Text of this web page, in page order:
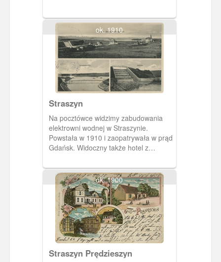
ok. 1910
Straszyn
Na pocztówce widzimy zabudowania
elektrowni wodnej w Straszynie.
Powstała w 1910 i zaopatrywała w prąd
Gdańsk. Widoczny także hotel z
Goszyńskie (Straszyńskie), powstałe w
wyniku spiętrzenia wody przy budowie
elektrowni.
ok. 1900
Straszyn Prędzieszyn